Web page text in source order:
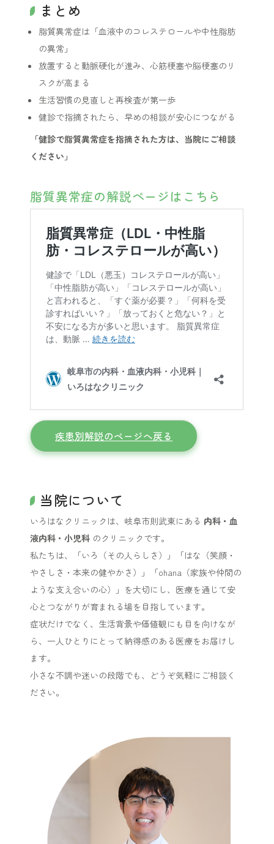
まとめ
脂質異常症は「血液中のコレステロールや中性脂肪
の異常」
放置すると動脈硬化が進み、心筋梗塞や脳梗塞のリ
スクが高まる
生活習慣の見直しと再検査が第一歩
健診で指摘されたら、早めの相談が安心につながる
「健診で脂質異常症を指摘された方は、当院にご相談
ください」
脂質異常症の解説ページはこちら
疾患別解説のページへ戻る
当院について
いろはなクリニックは、岐阜市則武東にある 内科・血
液内科・小児科 のクリニックです。
私たちは、「いろ（その人らしさ）」「はな（笑顔・
やさしさ・本来の健やかさ）」「ohana（家族や仲間の
ような支え合いの心）」を大切にし、医療を通じて安
心とつながりが育まれる場を目指しています。
症状だけでなく、生活背景や価値観にも目を向けなが
ら、一人ひとりにとって納得感のある医療をお届けし
ます。
小さな不調や迷いの段階でも、どうぞ気軽にご相談く
ださい。